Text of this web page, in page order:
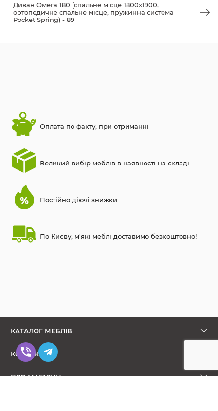
Диван Омега 180 (спальне місце 1800х1900,
ортопедичне спальне місце, пружинна система
Pocket Spring) - 89
Оплата по факту, при отриманні
Великий вибір меблів в наявності на складі
Постійно діючі знижки
По Києву, м'які меблі доставимо безкоштовно!
КАТАЛОГ МЕБЛІВ
КОНТАКТИ
ПРО МАГАЗИН